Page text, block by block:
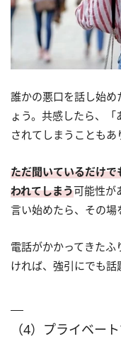
誰かの悪口を話し始
ょう。共感したら、
されてしまうこともあ
ただ聞いているだけ
われてしまう可能性が
言い始めたら、その場
電話がかかってきた
ければ、強引にでも話
（4）プライベー